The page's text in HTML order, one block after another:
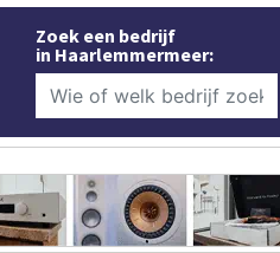
Zoek een bedrijf
in Haarlemmermeer: